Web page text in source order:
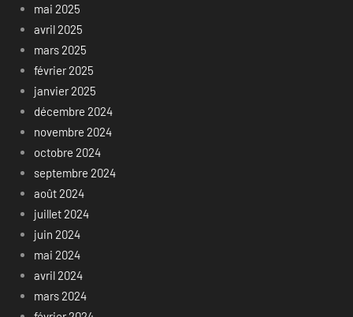
mai 2025
avril 2025
mars 2025
février 2025
janvier 2025
décembre 2024
novembre 2024
octobre 2024
septembre 2024
août 2024
juillet 2024
juin 2024
mai 2024
avril 2024
mars 2024